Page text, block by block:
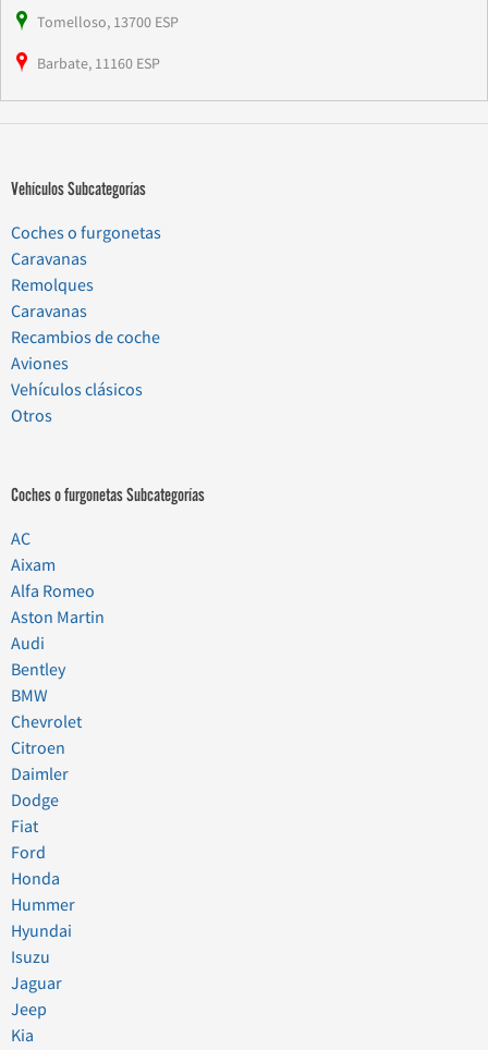
Tomelloso, 13700 ESP
Barbate, 11160 ESP
Vehículos Subcategorías
Coches o furgonetas
Caravanas
Remolques
Caravanas
Recambios de coche
Aviones
Vehículos clásicos
Otros
Coches o furgonetas Subcategorías
AC
Aixam
Alfa Romeo
Aston Martin
Audi
Bentley
BMW
Chevrolet
Citroen
Daimler
Dodge
Fiat
Ford
Honda
Hummer
Hyundai
Isuzu
Jaguar
Jeep
Kia